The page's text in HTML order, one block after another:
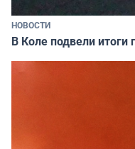
НОВОСТИ
В Коле подвели